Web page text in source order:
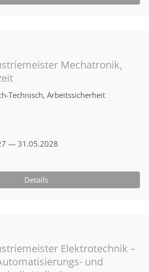
Mechatronik,
Technisch, Arbeitssicherheit
— 31.05.2028
Details
Elektrotechnik –
und